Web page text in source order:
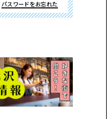
パスワードをお忘れた